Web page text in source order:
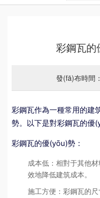
彩鋼瓦的
發(fā)布時間
彩鋼瓦作為一種常用的建
勢。以下是對彩鋼瓦的優
彩鋼瓦的優(yōu)勢：
成本低：相對于其他
效地降低建筑成本。
施工方便：彩鋼瓦的